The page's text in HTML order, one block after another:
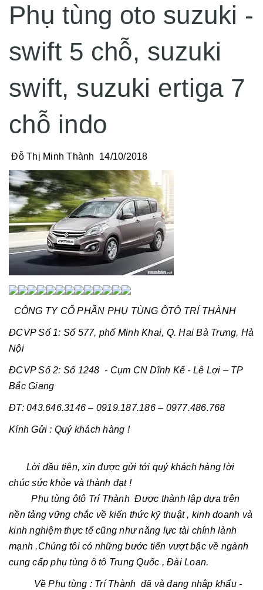
Phụ tùng oto suzuki -
swift 5 chỗ, suzuki
swift, suzuki ertiga 7
chỗ indo
Đỗ Thị Minh Thành 14/10/2018
CÔNG TY CỔ PHẦN PHỤ TÙNG ÔTÔ TRÍ THÀNH
ĐCVP Số 1: Số 577, phố Minh Khai, Q. Hai Bà Trưng, Hà
Nội
ĐCVP Số 2: Số 1248 - Cụm CN Dĩnh Kế - Lê Lợi – TP
Bắc Giang
ĐT: 043.646.3146 – 0919.187.186 – 0977.486.768
Kính Gửi : Quý khách hàng !
Lời đầu tiên, xin được gửi tới quý khách hàng lời
chúc sức khỏe và thành đạt !
Phụ tùng ôtô Trí Thành Được thành lập dựa trên
nền tảng vững chắc về kiến thức kỹ thuật , kinh doanh và
kinh nghiệm thực tế cũng như năng lực tài chính lành
mạnh .Chúng tôi có những bước tiến vượt bậc về ngành
cung cấp phụ tùng ô tô Trung Quốc , Đài Loan.
Về Phụ tùng : Trí Thành đã và đang nhập khẩu -